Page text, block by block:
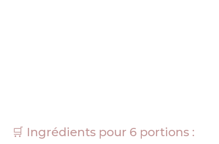
🛒 Ingrédients pour 6 portions :